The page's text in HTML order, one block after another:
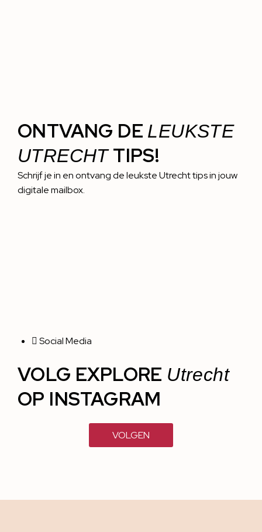
ONTVANG DE LEUKSTE
UTRECHTTIPS!
Schrijf je in en ontvang de leukste Utrecht tips in jouw
digitale mailbox.
Social Media
VOLG EXPLORE Utrecht
OP INSTAGRAM
VOLGEN